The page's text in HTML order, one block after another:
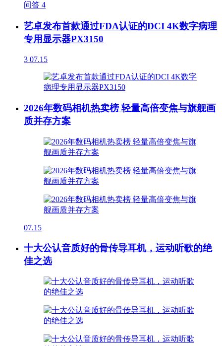
问答 4
艺卓发布首款通过FDA认证的DCI 4K数字病理
专用显示器PX3150
3 07.15
2026年数码相机热卖榜 轻量高倍变焦与旗舰画
质并存方案
07.15
十大公认音质好的骨传导耳机，运动听歌的绝
佳之选